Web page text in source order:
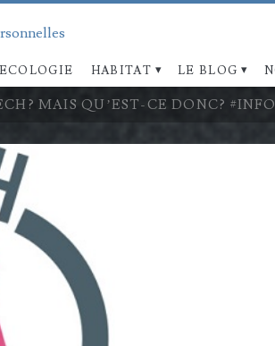
ECOLOGIE HABITAT LE BLOG
MAIS QU’EST-CE DONC?